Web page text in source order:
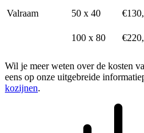
Valraam 50 x 40
100 x 80
Wil je meer weten over de kosten
eens op onze uitgebreide
kozijnen.